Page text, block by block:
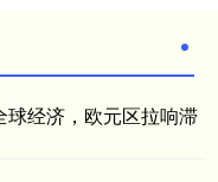
经济，欧元区拉响滞